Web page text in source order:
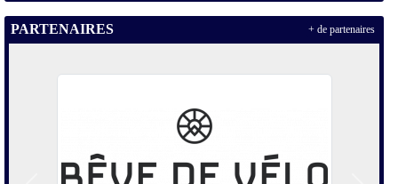
PARTENAIRES + de partenaires